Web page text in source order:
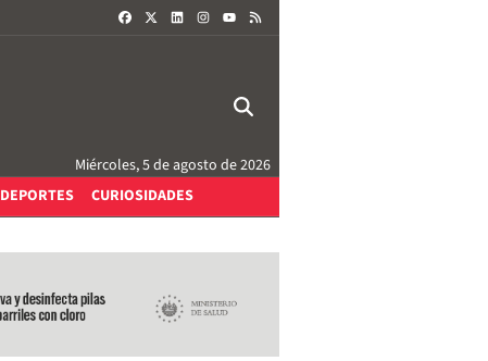
FACEBOOKLINKEDININSTAGRAM
Miércoles, 5 de agosto de 2026
DEPORTES CURIOSIDADES